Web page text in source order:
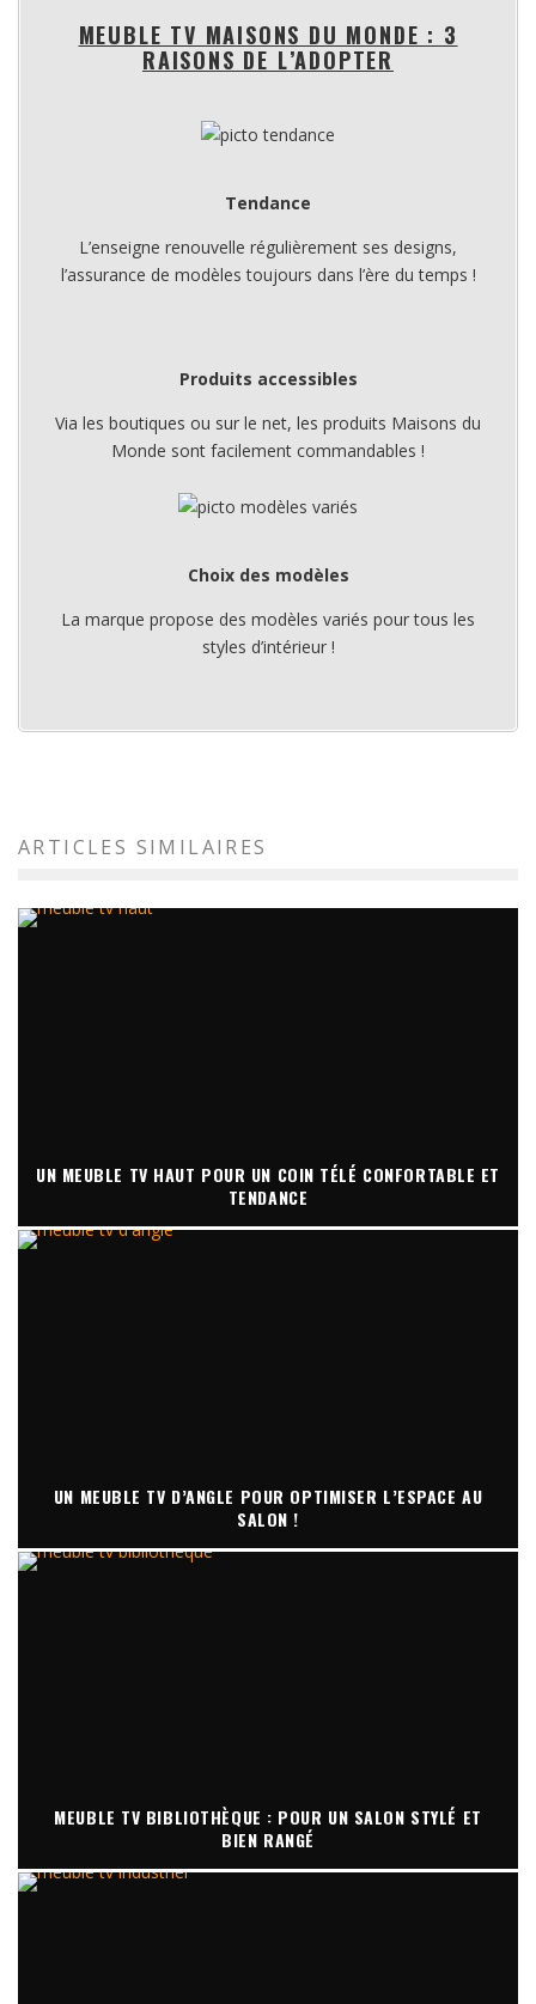
MEUBLE TV MAISONS DU MONDE : 3
RAISONS DE L’ADOPTER
Tendance
L’enseigne renouvelle régulièrement ses designs,
l’assurance de modèles toujours dans l’ère du temps !
Produits accessibles
Via les boutiques ou sur le net, les produits Maisons du
Monde sont facilement commandables !
Choix des modèles
La marque propose des modèles variés pour tous les
styles d’intérieur !
ARTICLES SIMILAIRES
UN MEUBLE TV HAUT POUR UN COIN TÉLÉ CONFORTABLE ET
TENDANCE
UN MEUBLE TV D’ANGLE POUR OPTIMISER L’ESPACE AU
SALON !
MEUBLE TV BIBLIOTHÈQUE : POUR UN SALON STYLÉ ET
BIEN RANGÉ